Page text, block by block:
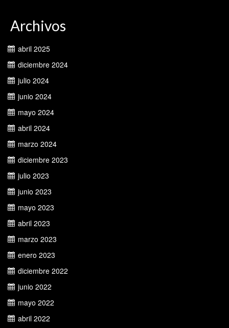
Archivos
abril 2025
diciembre 2024
julio 2024
junio 2024
mayo 2024
abril 2024
marzo 2024
diciembre 2023
julio 2023
junio 2023
mayo 2023
abril 2023
marzo 2023
enero 2023
diciembre 2022
junio 2022
mayo 2022
abril 2022